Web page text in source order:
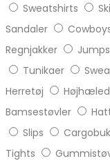
Sweatshirts
Sandaler
Regnjakker
Tunikaer
Herretøj
Bamsestøvler
Slips
Tights